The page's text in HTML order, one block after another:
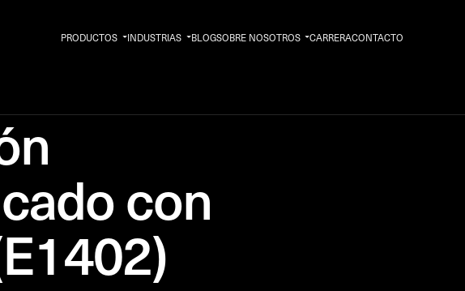
con
PRODUCTOS INDUSTRIAS BLOGSOBRE NOSOTROS CARRERACONTACTO